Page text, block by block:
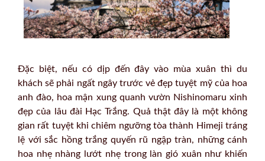
Đặc biệt, nếu có dịp đến đây vào mùa xuân thì du
khách sẽ phải ngất ngây trước vẻ đẹp tuyệt mỹ của hoa
anh đào, hoa mận xung quanh vườn Nishinomaru xinh
đẹp của lâu đài Hạc Trắng. Quả thật đây là một không
gian rất tuyệt khi chiêm ngưỡng tòa thành Himeji tráng
lệ với sắc hồng trắng quyến rũ ngập tràn, những cánh
hoa nhẹ nhàng lướt nhẹ trong làn gió xuân như khiến